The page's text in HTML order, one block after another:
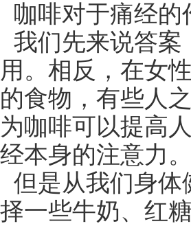
咖啡对于痛经的
我们先来说答案
用。相反，在女
的食物，有些人
为咖啡可以提高
经本身的注意力
但是从我们身体
择一些牛奶、红